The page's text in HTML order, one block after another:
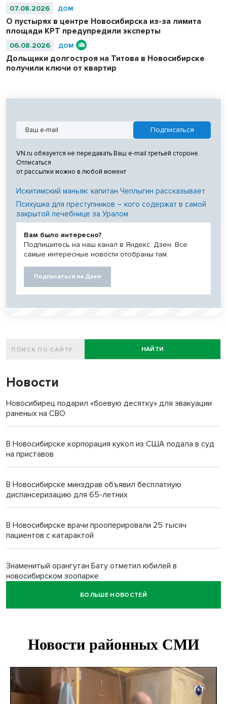
07.08.2026 ДОМ
О пустырях в центре Новосибирска из-за лимита
площади КРТ предупредили эксперты
06.08.2026 ДОМ
Дольщики долгостроя на Титова в Новосибирске
получили ключи от квартир
VN.ru обязуется не передавать Ваш e-mail третьей стороне.
Отписаться
от рассылки можно в любой момент
Искитимский маньяк: капитан Чеплыгин рассказывает
Психушка для преступников – кого содержат в самой
закрытой лечебнице за Уралом
Вам было интересно?
Подпишитесь на наш канал в Яндекс. Дзен. Все
самые интересные новости отобраны там.
Подписаться на Дзен
НАЙТИ
Новости
Новосибирец подарил «боевую десятку» для эвакуации
раненых на СВО
В Новосибирске корпорация кукол из США подала в суд
на приставов
В Новосибирске минздрав объявил бесплатную
диспансеризацию для 65-летних
В Новосибирске врачи прооперировали 25 тысяч
пациентов с катарактой
Знаменитый орангутан Бату отметил юбилей в
новосибирском зоопарке
Новосибирские хирурги спасли сердце восьмиклассницы
Более тысячи новосибирцев открыли День
Губернатор Андрей Травников подравил новосибирцев с
Днем физкультурника
БОЛЬШЕ НОВОСТЕЙ